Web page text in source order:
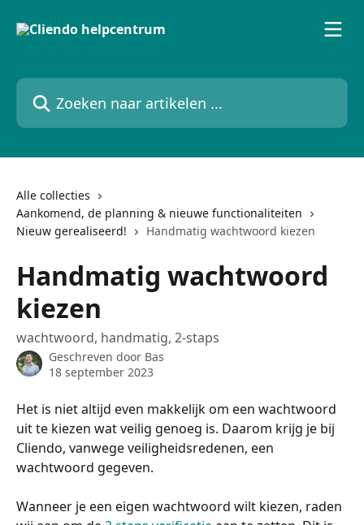
Zoeken naar artikelen ...
Alle collecties
Aankomend, de planning & nieuwe functionaliteiten
Nieuw gerealiseerd!
Handmatig wachtwoord kiezen
Handmatig wachtwoord
kiezen
wachtwoord, handmatig, 2-staps
Geschreven door Bas
18 september 2023
Het is niet altijd even makkelijk om een wachtwoord
uit te kiezen wat veilig genoeg is. Daarom krijg je bij
Cliendo, vanwege veiligheidsredenen, een
wachtwoord gegeven.
Wanneer je een eigen wachtwoord wilt kiezen, raden